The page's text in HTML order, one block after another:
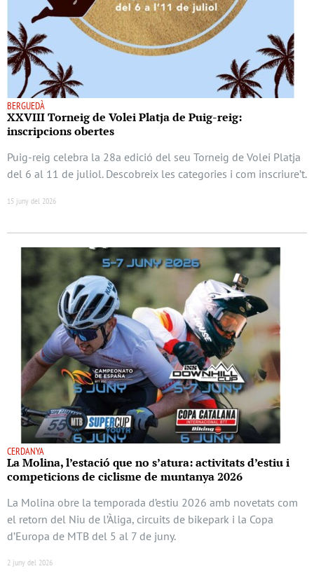
BERGUEDÀ
XXVIII Torneig de Volei Platja de Puig-reig:
inscripcions obertes
Puig-reig celebra la 28a edició del seu Torneig de Volei Platja
del 6 al 11 de juliol. Descobreix les categories i com inscriure’t.
15 juny del 2026
CERDANYA
La Molina, l’estació que no s’atura: activitats d’estiu i
competicions de ciclisme de muntanya 2026
La Molina obre la temporada d’estiu 2026 amb novetats com
el retorn del Niu de l’Àliga, circuits de bikepark i la Copa
d’Europa de MTB del 5 al 7 de juny.
2 juny del 2026